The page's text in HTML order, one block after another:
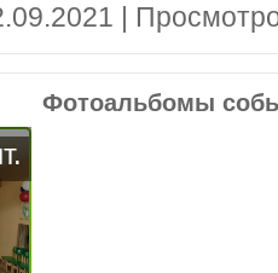
|
Фотоальбомы